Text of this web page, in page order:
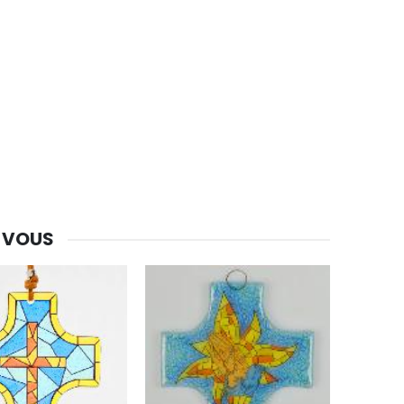
-20%
Eau de Lourdes 1 Litre
€12.00